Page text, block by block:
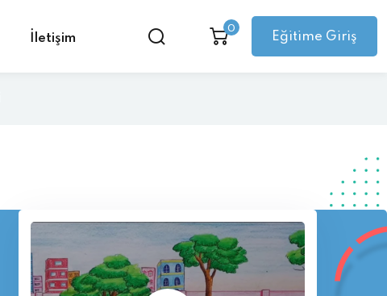
İletişim
0
Eğitime Giriş